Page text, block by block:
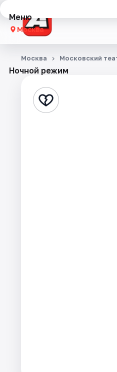
Меню
Москва
Концерты
Стендап
Ночной режим
Москва Московский